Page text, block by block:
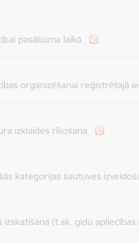
pasākuma laikā
organizēšanai reģistrētajā
izklaides rīkošana
kategorijas šautuves
(t.sk. gidu apliecības